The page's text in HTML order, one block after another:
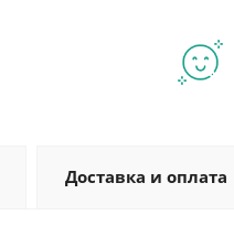
Доставка и оплата